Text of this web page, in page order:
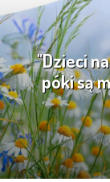
"Dzieci
póki są